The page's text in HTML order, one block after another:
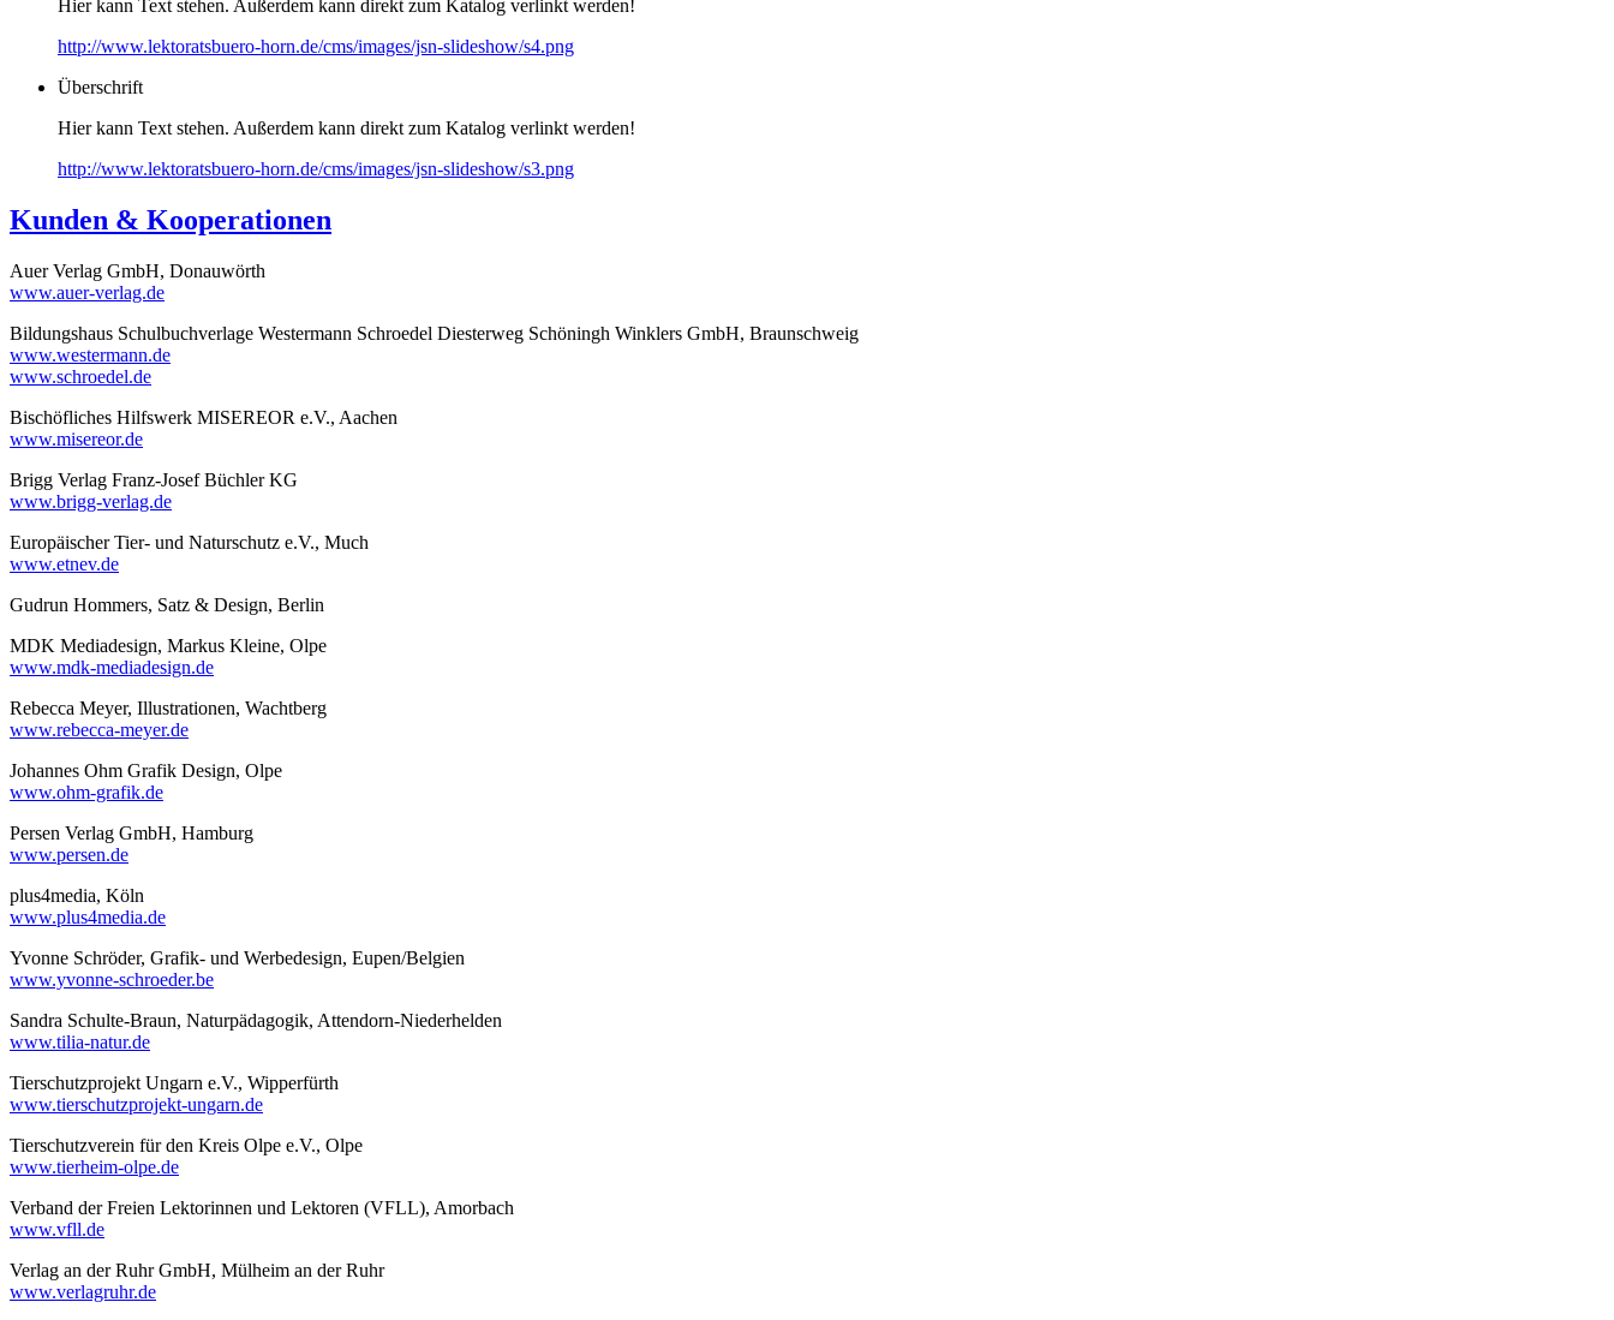
Hier kann Text stehen. Außerdem kann direkt zum Katalog verlinkt werden!
http://www.lektoratsbuero-horn.de/cms/images/jsn-slideshow/s4.png
Überschrift
Hier kann Text stehen. Außerdem kann direkt zum Katalog verlinkt werden!
http://www.lektoratsbuero-horn.de/cms/images/jsn-slideshow/s3.png
Kunden & Kooperationen
Auer Verlag GmbH, Donauwörth
www.auer-verlag.de
Bildungshaus Schulbuchverlage Westermann Schroedel Diesterweg Schöningh Winklers GmbH, Braunschweig
www.westermann.de
www.schroedel.de
Bischöfliches Hilfswerk MISEREOR e.V., Aachen
www.misereor.de
Brigg Verlag Franz-Josef Büchler KG
www.brigg-verlag.de
Europäischer Tier- und Naturschutz e.V., Much
www.etnev.de
Gudrun Hommers, Satz & Design, Berlin
MDK Mediadesign, Markus Kleine, Olpe
www.mdk-mediadesign.de
Rebecca Meyer, Illustrationen, Wachtberg
www.rebecca-meyer.de
Johannes Ohm Grafik Design, Olpe
www.ohm-grafik.de
Persen Verlag GmbH, Hamburg
www.persen.de
plus4media, Köln
www.plus4media.de
Yvonne Schröder, Grafik- und Werbedesign, Eupen/Belgien
www.yvonne-schroeder.be
Sandra Schulte-Braun, Naturpädagogik, Attendorn-Niederhelden
www.tilia-natur.de
Tierschutzprojekt Ungarn e.V., Wipperfürth
www.tierschutzprojekt-ungarn.de
Tierschutzverein für den Kreis Olpe e.V., Olpe
www.tierheim-olpe.de
Verband der Freien Lektorinnen und Lektoren (VFLL), Amorbach
www.vfll.de
Verlag an der Ruhr GmbH, Mülheim an der Ruhr
www.verlagruhr.de